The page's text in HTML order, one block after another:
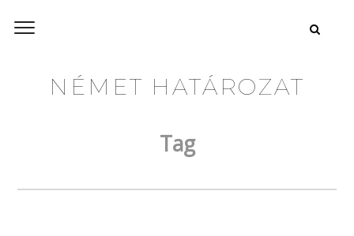
NÉMET HATÁROZAT
Tag